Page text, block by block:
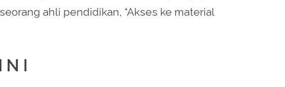
ahli pendidikan, “Akses ke material